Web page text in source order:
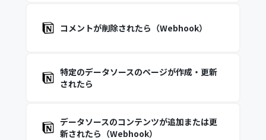
コメントが削除されたら（Webhook）
特定のデータソースのページが作成・更新
されたら
データソースのコンテンツが追加または更
新されたら（Webhook）